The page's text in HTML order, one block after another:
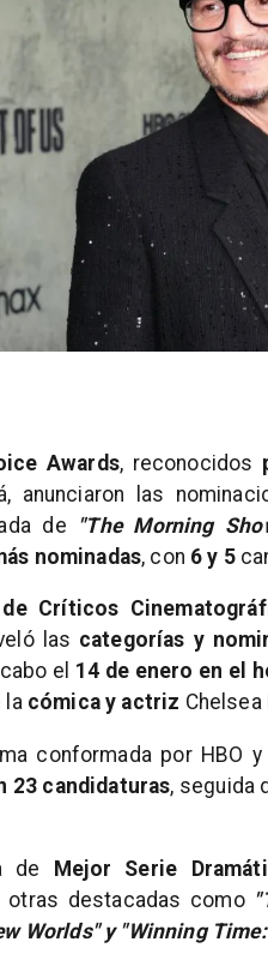
Awards, reconocidos
anunciaron las
de "The Morning
nominadas, con 6 y 5
Críticos
las categorías y
el 14 de enero en el
la cómica y actriz Chelsea
conformada por HBO
23 candidaturas, seguida
de Mejor Serie
otras destacadas como
Worlds" y "Winning